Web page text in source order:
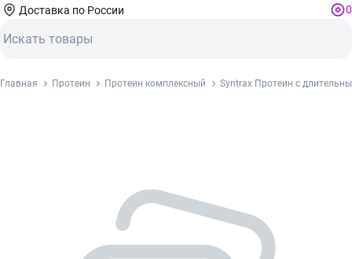
Доставка по России 0
Главная Протеин Протеин комплексный Syntrax Протеин с